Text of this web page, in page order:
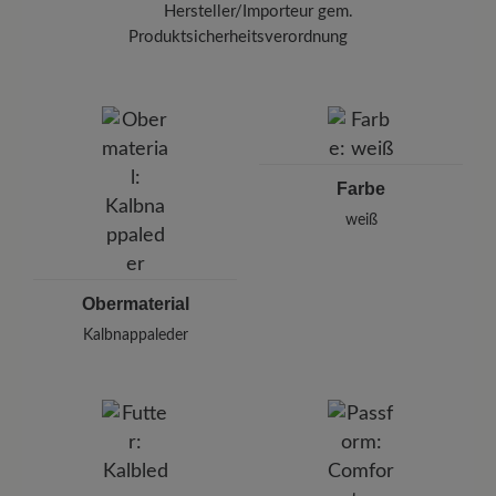
Hersteller/Importeur gem.
Produktsicherheitsverordnung
Pleidelsheimer Str. 15/1, 74321 Bietigheim-Bissingen,
E-Mail:
Obermaterial
Kalbnappaleder
Farbe
weiß